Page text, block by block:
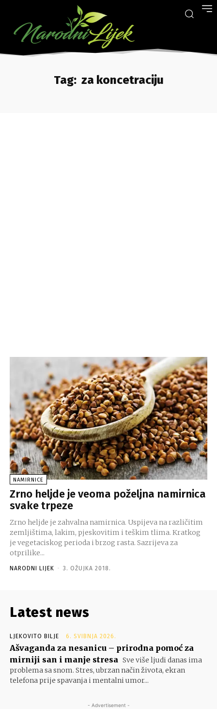
Tag: za koncetraciju
NAMIRNICE
Zrno heljde je veoma poželjna namirnica
svake trpeze
Zrno heljde je zahvalna namirnica. Uspijeva na različitim
zemljištima, lakim, pjeskovitim i teškim tlima. Kratkog
je vegetaciskog perioda i brzog rasta. Sazrijeva za
otprilike...
NARODNI LIJEK - 3. OŽUJKA 2018.
Latest news
LJEKOVITO BILJE 6. SVIBNJA 2026.
Ašvaganda za nesanicu – prirodna pomoć za
mirniji san i manje stresa Sve više ljudi danas ima
problema sa snom. Stres, ubrzan način života, ekran
telefona prije spavanja i mentalni umor...
- Advertisement -